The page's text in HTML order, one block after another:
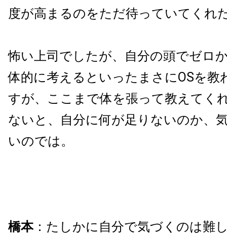
度が高まるのをただ待っていてくれ
怖い上司でしたが、自分の頭でゼロ
体的に考えるといったまさにOSを教
すが、ここまで体を張って教えてく
ないと、自分に何が足りないのか、
いのでは。
橋本：たしかに自分で気づくのは難